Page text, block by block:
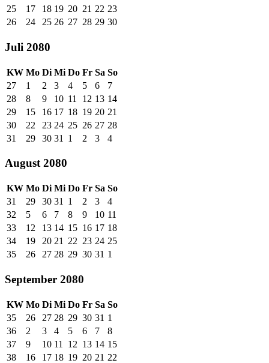
25
17 18 19 20 21 22 23
26
24 25 26 27 28 29 30
Juli 2080
KW Mo Di Mi Do Fr Sa So
27
1 2 3 4 5 6
7
28
8 9 10 11 12 13 14
29
15 16 17 18 19 20 21
30
22 23 24 25 26 27 28
31
29 30 31 1 2 3 4
August 2080
KW Mo Di Mi Do Fr Sa So
31
29 30 31 1 2 3
4
32
5 6 7 8 9 10 11
33
12 13 14 15 16 17 18
34
19 20 21 22 23 24 25
35
26 27 28 29 30 31 1
September 2080
KW Mo Di Mi Do Fr Sa So
35
26 27 28 29 30 31 1
36
2 3 4 5 6 7
8
37
9 10 11 12 13 14 15
38
16 17 18 19 20 21 22